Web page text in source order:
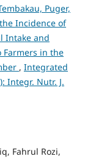
Puger,
Incidence of
Intake and
Farmers in the
, Integrated
Integr. Nutr. J.
Fahrul Rozi,